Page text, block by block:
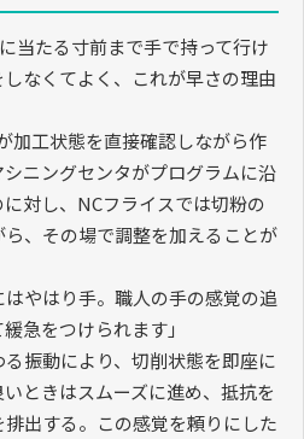
当たる寸前まで手で持って行け
なくてよく、これが早さの理由
加工状態を直接確認しながら作
ニングセンタがプログラムに沿
対し、 NCフライスでは切粉の
、その場で調整を加えることが
はやはり手。職人の手の感覚の追
急をつけられます」
振動により、切削状態を即座に
ときはスムーズに進め、抵抗を
出する。この感覚を頼りにした